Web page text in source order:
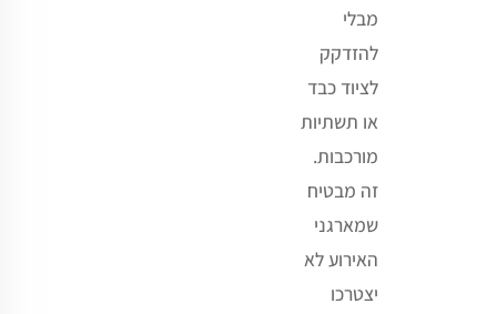
מבלי
להזדקק
לציוד כבד
או תשתיות
מורכבות.
זה מבטיח
שמארגני
האירוע לא
יצטרכו